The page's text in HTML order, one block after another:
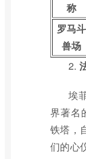
称
罗马斗
兽场
2.
埃
界著名
铁塔，
们的心